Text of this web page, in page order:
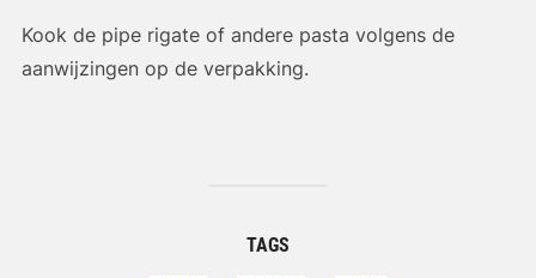
Kook de pipe rigate of andere pasta volgens de
aanwijzingen op de verpakking.
TAGS